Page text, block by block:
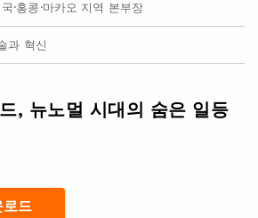
국·홍콩·마카오 지역 본부장
과 혁신
, 뉴노멀 시대의 숨은 일등
로드